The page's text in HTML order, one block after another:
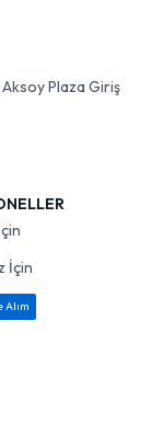
Plaza Giriş
İçin
Alım